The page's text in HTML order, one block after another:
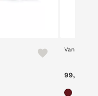
Vanity 2510
99,00 €